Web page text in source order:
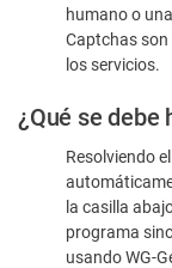
humano
humano o
Captchas
los servicios.
¿Qué se debe
Resolviendo
la casilla
programa
usando WG-